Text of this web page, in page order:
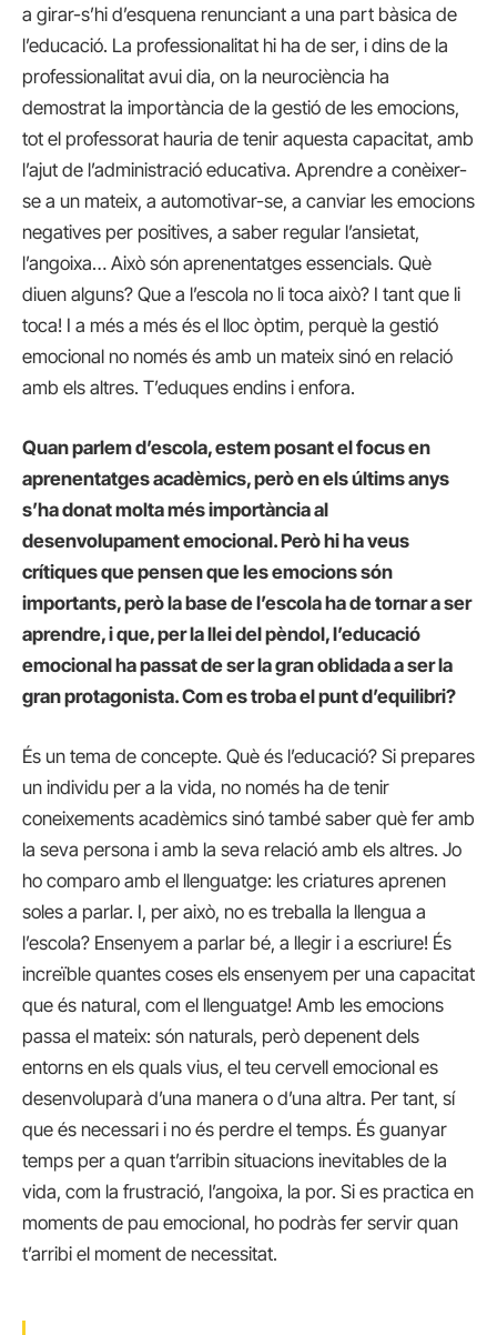
a girar-s’hi d’esquena renunciant a una part bàsica de
l’educació. La professionalitat hi ha de ser, i dins de la
professionalitat avui dia, on la neurociència ha
demostrat la importància de la gestió de les emocions,
tot el professorat hauria de tenir aquesta capacitat, amb
l’ajut de l’administració educativa. Aprendre a conèixer-
se a un mateix, a automotivar-se, a canviar les emocions
negatives per positives, a saber regular l’ansietat,
l’angoixa… Això són aprenentatges essencials. Què
diuen alguns? Que a l’escola no li toca això? I tant que li
toca! I a més a més és el lloc òptim, perquè la gestió
emocional no només és amb un mateix sinó en relació
amb els altres. T’eduques endins i enfora.
Quan parlem d’escola, estem posant el focus en
aprenentatges acadèmics, però en els últims anys
s’ha donat molta més importància al
desenvolupament emocional. Però hi ha veus
crítiques que pensen que les emocions són
importants, però la base de l’escola ha de tornar a ser
aprendre, i que, per la llei del pèndol, l’educació
emocional ha passat de ser la gran oblidada a ser la
gran protagonista. Com es troba el punt d’equilibri?
És un tema de concepte. Què és l’educació? Si prepares
un individu per a la vida, no només ha de tenir
coneixements acadèmics sinó també saber què fer amb
la seva persona i amb la seva relació amb els altres. Jo
ho comparo amb el llenguatge: les criatures aprenen
soles a parlar. I, per això, no es treballa la llengua a
l’escola? Ensenyem a parlar bé, a llegir i a escriure! És
increïble quantes coses els ensenyem per una capacitat
que és natural, com el llenguatge! Amb les emocions
passa el mateix: són naturals, però depenent dels
entorns en els quals vius, el teu cervell emocional es
desenvoluparà d’una manera o d’una altra. Per tant, sí
que és necessari i no és perdre el temps. És guanyar
temps per a quan t’arribin situacions inevitables de la
vida, com la frustració, l’angoixa, la por. Si es practica en
moments de pau emocional, ho podràs fer servir quan
t’arribi el moment de necessitat.